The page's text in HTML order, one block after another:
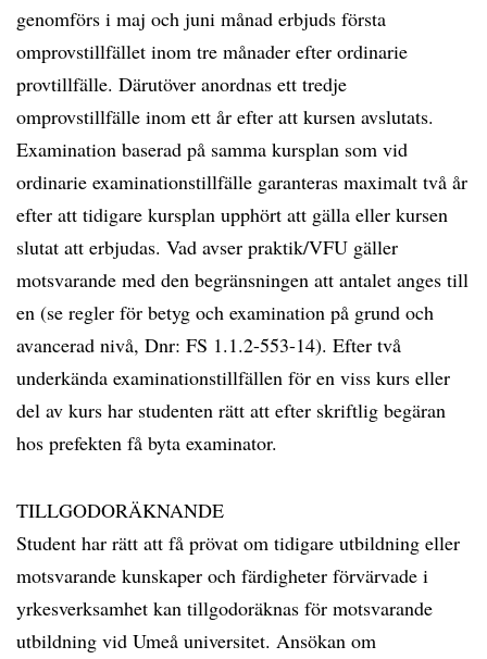
genomförs i maj och juni månad erbjuds första
omprovstillfället inom tre månader efter ordinarie
provtillfälle. Därutöver anordnas ett tredje
omprovstillfälle inom ett år efter att kursen avslutats.
Examination baserad på samma kursplan som vid
ordinarie examinationstillfälle garanteras maximalt två år
efter att tidigare kursplan upphört att gälla eller kursen
slutat att erbjudas. Vad avser praktik/VFU gäller
motsvarande med den begränsningen att antalet anges till
en (se regler för betyg och examination på grund och
avancerad nivå, Dnr: FS 1.1.2-553-14). Efter två
underkända examinationstillfällen för en viss kurs eller
del av kurs har studenten rätt att efter skriftlig begäran
hos prefekten få byta examinator.
TILLGODORÄKNANDE
Student har rätt att få prövat om tidigare utbildning eller
motsvarande kunskaper och färdigheter förvärvade i
yrkesverksamhet kan tillgodoräknas för motsvarande
utbildning vid Umeå universitet. Ansökan om